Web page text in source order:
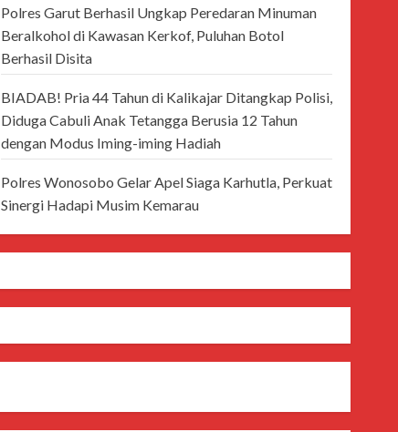
Polres Garut Berhasil Ungkap Peredaran Minuman
Beralkohol di Kawasan Kerkof, Puluhan Botol
Berhasil Disita
BIADAB! Pria 44 Tahun di Kalikajar Ditangkap Polisi,
Diduga Cabuli Anak Tetangga Berusia 12 Tahun
dengan Modus Iming-iming Hadiah
Polres Wonosobo Gelar Apel Siaga Karhutla, Perkuat
Sinergi Hadapi Musim Kemarau